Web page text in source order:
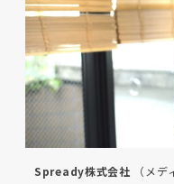
Spready株式会社 （メデ